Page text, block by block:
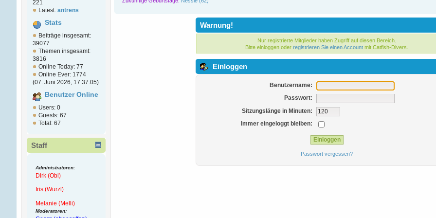
221
Latest: antrens
Stats
Beiträge insgesamt:
39077
Themen insgesamt:
3816
Online Today: 77
Online Ever: 1774
(07. Juni 2026, 17:37:05)
Benutzer Online
Users: 0
Guests: 67
Total: 67
Staff
Administratoren:
Dirk (Obi)
Iris (Wurzl)
Melanie (Melli)
Moderatoren:
Warnung!
Nur registrierte Mitglieder haben Zugriff auf diesen Bereich.
Bitte einloggen oderregistrieren Sie einen Account mit Catfish-Divers.
Einloggen
Benutzername:
Passwort:
Sitzungslänge in Minuten:
Immer eingeloggt bleiben:
Passwort vergessen?